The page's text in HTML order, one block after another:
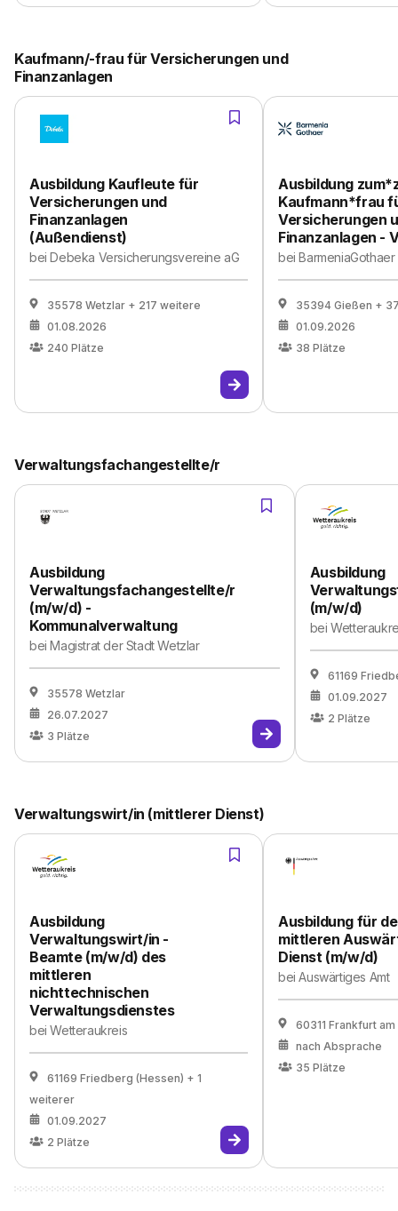
Kaufmann/-frau für Versicherungen und
Finanzanlagen
Ausbildung Kaufleute für
Versicherungen und
Finanzanlagen
(Außendienst)
beiDebeka Versicherungsvereine aG
35578 Wetzlar + 217 weitere
01.08.2026
240 Plätze
Ausbildung
Kaufmann*frau
Versicherungen
Finanzanlagen -
beiBarmeniaGothaer
35394 Gießen +
01.09.2026
38 Plätze
Verwaltungsfachangestellte/r
Ausbildung
Verwaltungsfachangestellte/r
(m/w/d) -
Kommunalverwaltung
beiMagistrat der Stadt Wetzlar
35578 Wetzlar
26.07.2027
3 Plätze
Ausbildung
(m/w/d)
bei
61169
01.09.2027
2 Plätze
Verwaltungswirt/in (mittlerer Dienst)
Ausbildung
Verwaltungswirt/in -
Beamte (m/w/d) des
mittleren
nichttechnischen
Verwaltungsdienstes
beiWetteraukreis
61169 Friedberg (Hessen) + 1
weiterer
01.09.2027
2 Plätze
Ausbildung für
mittleren
Dienst (m/w/d)
beiAuswärtiges Amt
60311 Frankfurt am
nach Absprache
35 Plätze